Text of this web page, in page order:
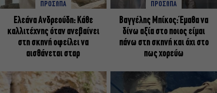
ΠΡΟΣΩΠΑ
Ελεάνα Ανδρεούδη: Κάθε
καλλιτέχνης όταν ανεβαίνει
στη σκηνή οφείλει να
αισθάνεται σταρ
ΠΡΟΣΩΠΑ
Βαγγέλης Μπίκος: Έμαθα να
δίνω αξία στο ποιος είμαι
πάνω στη σκηνή και όχι στο
πως χορεύω